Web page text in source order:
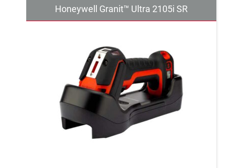
Honeywell Granit™ Ultra 2105i SR